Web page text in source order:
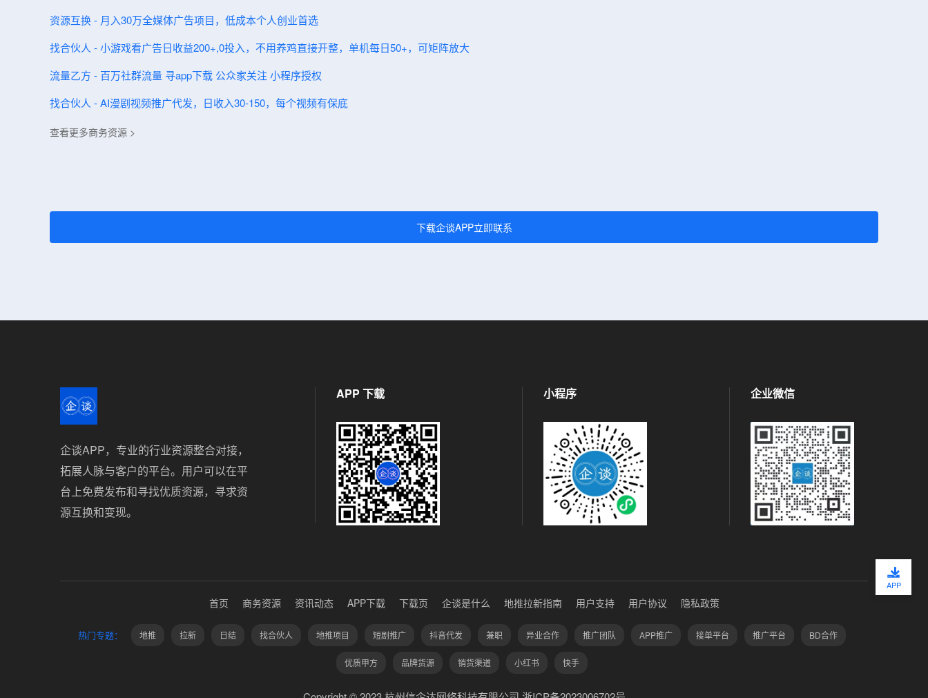
资源互换 - 月入30万全媒体广告项目，低成本个人创业首选
找合伙人 - 小游戏看广告日收益200+,0投入，不用养鸡直接开整，单机每日50+，可矩阵放大
流量乙方 - 百万社群流量 寻app下载 公众家关注 小程序授权
找合伙人 - AI漫剧视频推广代发，日收入30-150，每个视频有保底
查看更多商务资源 >
下载企谈APP立即联系
企谈APP，专业的行业资源整合对接，
拓展人脉与客户的平台。用户可以在平
台上免费发布和寻找优质资源，寻求资
源互换和变现。
APP 下载 小程序 企业微信
首页 商务资源 资讯动态 APP下载 下载页 企谈是什么 地推拉新指南 用户支持 用户协议 隐私政策
热门专题： 地推 拉新 日结 找合伙人 地推项目 短剧推广 抖音代发 兼职 异业合作 推广团队 APP推广 接单平台 推广平台 BD合作
优质甲方 品牌货源 销货渠道 小红书 快手
APP